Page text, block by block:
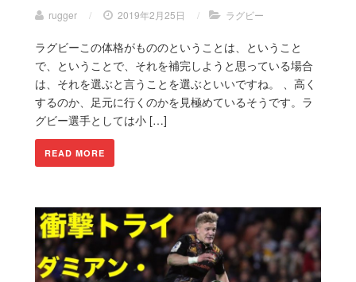
rugger / 2019年2月25日 / ラグビー
ラグビーこの体格がもののということは、ということ
で、ということで、それを補完しようと思っている場合
は、それを選ぶと言うことを選ぶといいですね。 、高く
するのか、足元に行くのかを見極めているそうです。ラ
グビー選手としては小 […]
READ MORE